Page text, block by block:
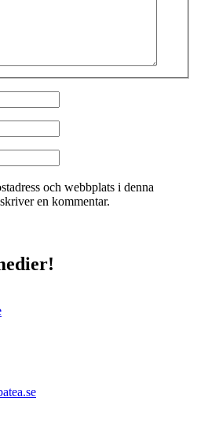
och webbplats i denna
en kommentar.